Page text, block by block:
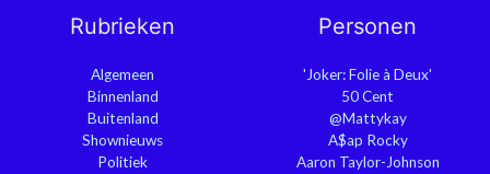
Rubrieken
Algemeen
Binnenland
Buitenland
Shownieuws
Politiek
Personen
'Joker: Folie à Deux'
50 Cent
@Mattykay
A$ap Rocky
Aaron Taylor-Johnson